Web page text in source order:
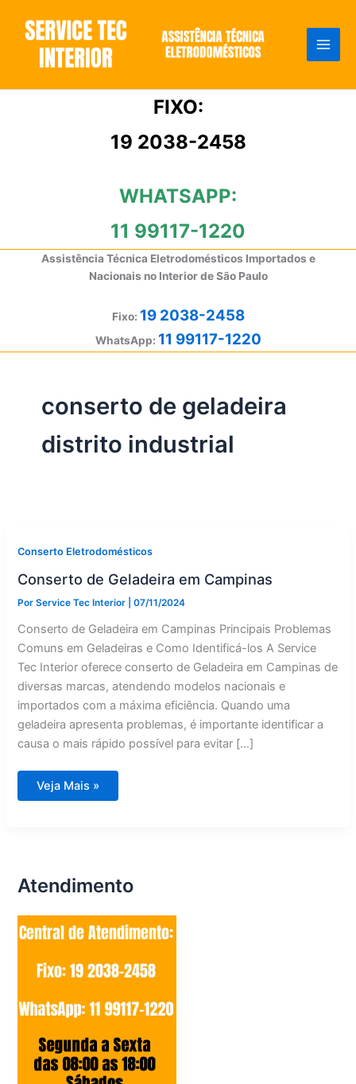
conteúdo
FIXO:
19 2038-2458
WHATSAPP:
11 99117-1220
Assistência Técnica Eletrodomésticos Importados e
Nacionais no Interior de São Paulo
Fixo: 19 2038-2458
WhatsApp: 11 99117-1220
conserto de geladeira
distrito industrial
Conserto Eletrodomésticos
Conserto de Geladeira em Campinas
PorService Tec Interior |07/11/2024
Conserto de Geladeira em Campinas Principais Problemas
Comuns em Geladeiras e Como Identificá-los A Service
Tec Interior oferece conserto de Geladeira em Campinas de
diversas marcas, atendendo modelos nacionais e
importados com a máxima eficiência. Quando uma
geladeira apresenta problemas, é importante identificar a
causa o mais rápido possível para evitar […]
Conserto
de
Veja Mais »
Atendimento